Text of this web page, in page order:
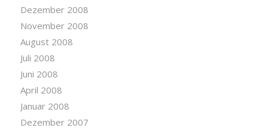
Dezember 2008
November 2008
August 2008
Juli 2008
Juni 2008
April 2008
Januar 2008
Dezember 2007